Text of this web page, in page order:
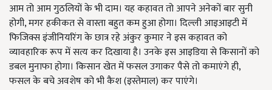
आम तो आम गुठलियों के भी दाम। यह कहावत तो आपने अनेकों बार सुनी
होगी, मगर हकीकत से वास्ता बहुत कम हुआ होगा। दिल्ली आइआइटी में
फिजिक्स इंजीनियरिंग के छात्र रहे अंकुर कुमार ने इस कहावत को
व्यावहारिक रूप में सत्य कर दिखाया है। उनके इस आइडिया से किसानों को
डबल मुनाफा होगा। किसान खेत में फसल उगाकर पैसे तो कमाएंगे ही,
फसल के बचे अवशेष को भी कैश (इस्तेमाल) कर पाएंगे।